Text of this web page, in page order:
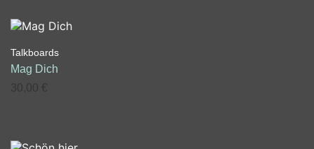
Talkboards
Mag Dich
30,00
€